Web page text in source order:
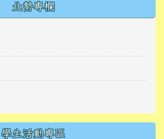
北勢專欄
學生活動專區